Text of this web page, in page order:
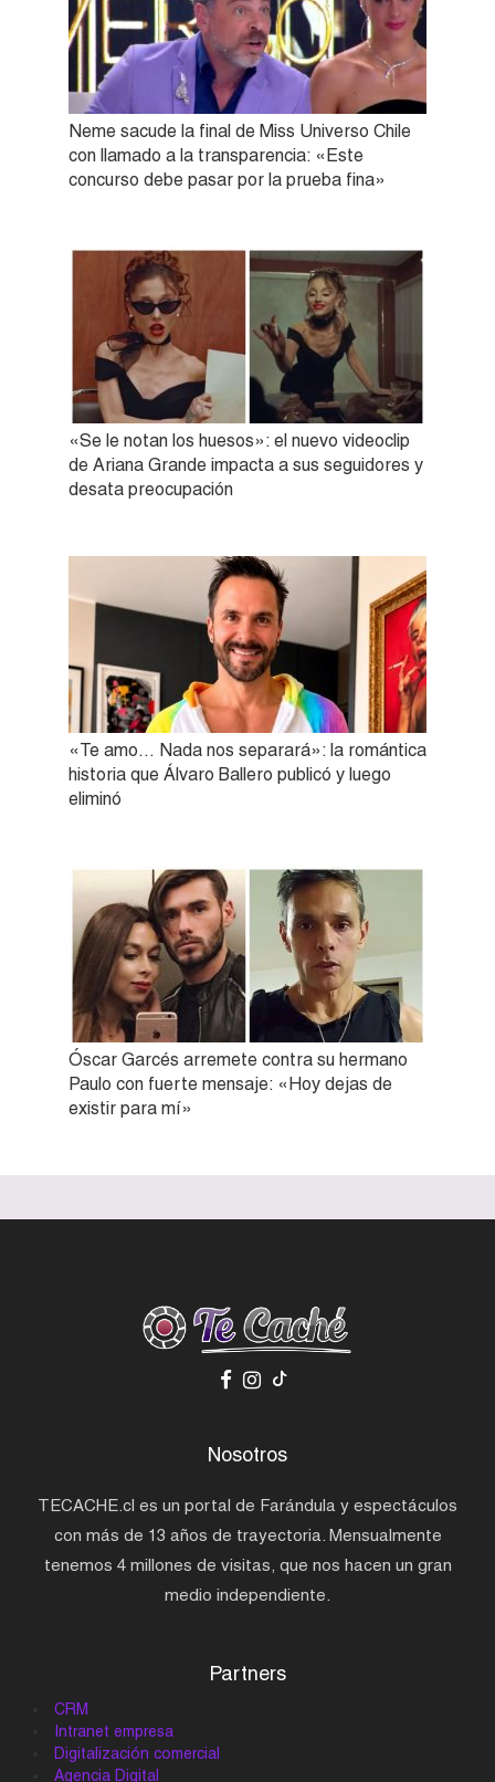
Neme sacude la final de Miss Universo Chile
con llamado a la transparencia: «Este
concurso debe pasar por la prueba fina»
«Se le notan los huesos»: el nuevo videoclip
de Ariana Grande impacta a sus seguidores y
desata preocupación
«Te amo… Nada nos separará»: la romántica
historia que Álvaro Ballero publicó y luego
eliminó
Óscar Garcés arremete contra su hermano
Paulo con fuerte mensaje: «Hoy dejas de
existir para mí»
Nosotros
TECACHE.cl es un portal de Farándula y espectáculos
con más de 13 años de trayectoria. Mensualmente
tenemos 4 millones de visitas, que nos hacen un gran
medio independiente.
Partners
CRM
Intranet empresa
Digitalización comercial
Agencia Digital